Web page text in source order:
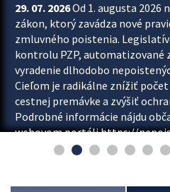
29. 07. 2026Od 1. augusta 2026
zákon, ktorý zavádza nové
zmluvného poistenia.
kontrolu PZP, automatizované
vyradenie dlhodobo
Cieľom je radikálne znížiť
cestnej premávke a zvýšiť
Podrobné informácie nájdu
webovom portáli https://
ktorom od augusta pribudne